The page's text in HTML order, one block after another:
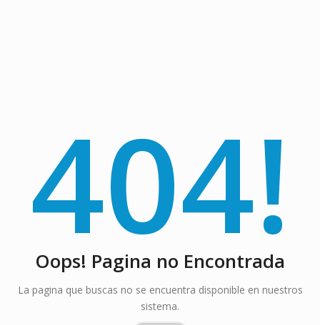
404!
Oops! Pagina no Encontrada
La pagina que buscas no se encuentra disponible en nuestros
sistema.